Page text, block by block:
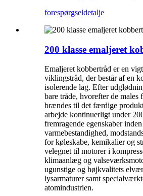
forespørgseldetalje
200 klasse emaljeret
Emaljeret kobbertråd er en
viklingstråd, der består af en
isolerende lag. Efter
bare tråde, hvorefter de males
brændes til det færdige
arbejde kontinuerligt under
fremragende egenskaber
varmebestandighed,
for køleskabe, kemikalier og
velegnet til motorer i
klimaanlæg og
ugunstige og højkvalitets
lysarmaturer samt
atomindustrien.